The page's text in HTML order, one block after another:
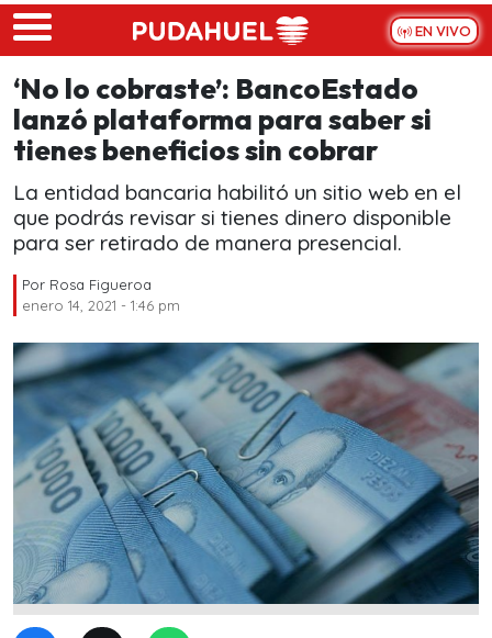
Skip to main content
EN VIVO
‘No lo cobraste’: BancoEstado
lanzó plataforma para saber si
tienes beneficios sin cobrar
La entidad bancaria habilitó un sitio web en el
que podrás revisar si tienes dinero disponible
para ser retirado de manera presencial.
Por Rosa Figueroa
enero 14, 2021 - 1:46 pm